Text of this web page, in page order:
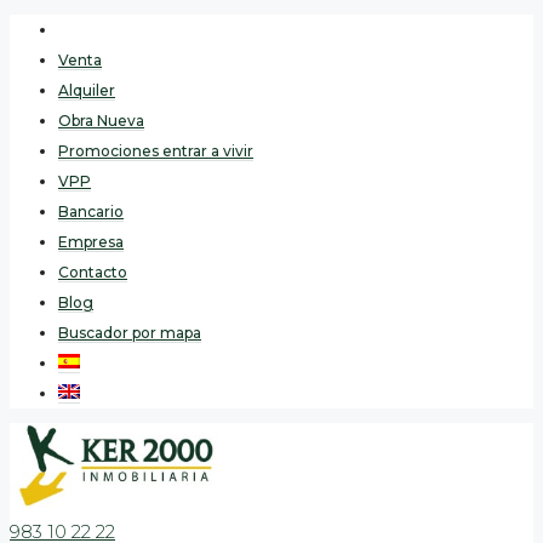
Venta
Alquiler
Obra Nueva
Promociones entrar a vivir
VPP
Bancario
Empresa
Contacto
Blog
Buscador por mapa
983 10 22 22